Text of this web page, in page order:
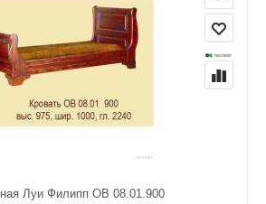
Луи Филипп ОВ 08.01.900